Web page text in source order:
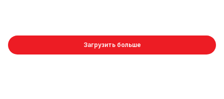
Загрузить больше